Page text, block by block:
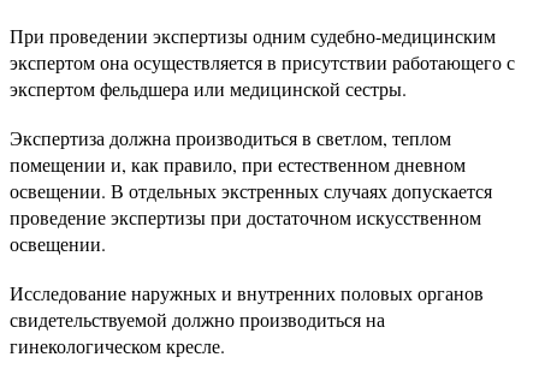
При проведении экспертизы одним судебно-медицинским
экспертом она осуществляется в присутствии работающего с
экспертом фельдшера или медицинской сестры.
Экспертиза должна производиться в светлом, теплом
помещении и, как правило, при естественном дневном
освещении. В отдельных экстренных случаях допускается
проведение экспертизы при достаточном искусственном
освещении.
Исследование наружных и внутренних половых органов
свидетельствуемой должно производиться на
гинекологическом кресле.